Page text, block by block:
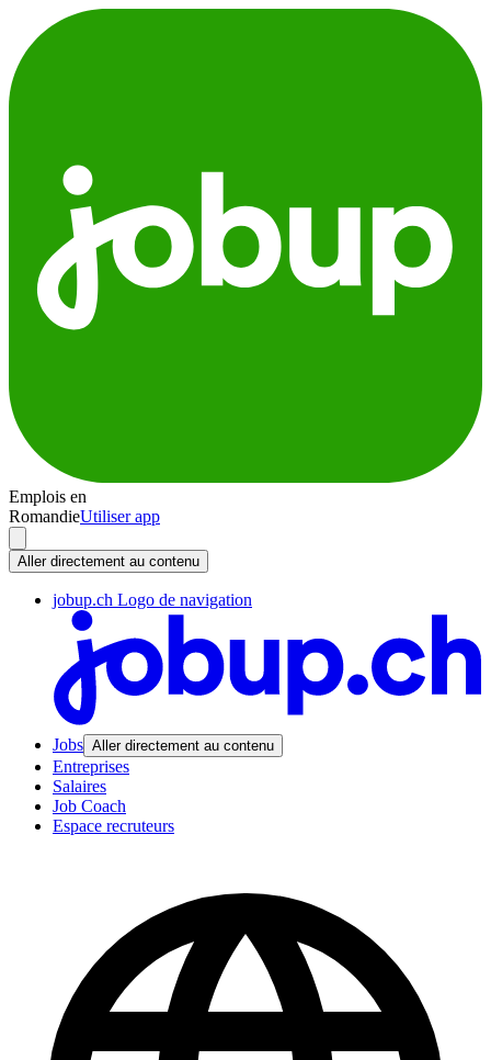
Emplois en
RomandieUtiliser app
Aller directement au contenu
jobup.ch Logo de navigation
Jobs Aller directement au contenu
Entreprises
Salaires
Job Coach
Espace recruteurs